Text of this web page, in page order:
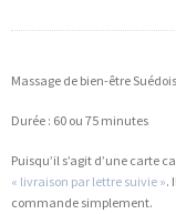
Massage de bien-être Suédois
Durée : 60 ou 75 minutes
Puisqu’il s’agit d’une carte
« livraison par lettre suivie ».
commande simplement.